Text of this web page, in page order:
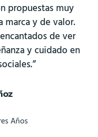
propuestas muy
marca y de valor.
de ver
y cuidado en
Años